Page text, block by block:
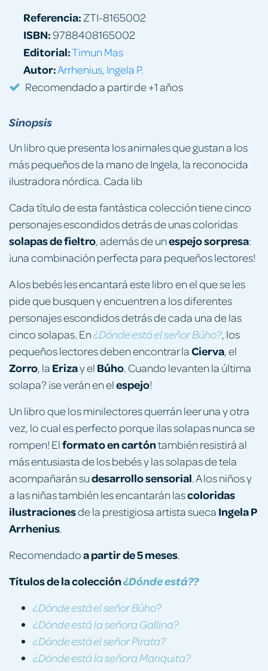
Sinopsis
Un libro que presenta los animales que gustan a los
más pequeños de la mano de Ingela, la reconocida
ilustradora nórdica. Cada lib
Cada título de esta fantástica colección tiene cinco
personajes escondidos detrás de unas coloridas
solapas de fieltro, además de unespejo sorpresa:
¡una combinación perfecta para pequeños lectores!
A los bebés les encantará este libro en el que se les
pide que busquen y encuentren a los diferentes
personajes escondidos detrás de cada una de las
cinco solapas. En¿Dónde está el señor Búho?, los
pequeños lectores deben encontrar laCierva, el
Zorro, la Erizay el Búho. Cuando levanten la última
solapa? ¡se verán en elespejo!
Un libro que los minilectores querrán leer una y otra
vez, lo cual es perfecto porque ¡las solapas nunca se
rompen! Elformato en cartóntambién resistirá al
más entusiasta de los bebés y las solapas de tela
acompañarán sudesarrollo sensorial. A los niños y
a las niñas también les encantarán lascoloridas
ilustracionesde la prestigiosa artista sueca Ingela P
Arrhenius.
Recomendadoa partir de 5 meses.
Títulos de la colección¿Dónde está??
¿Dónde está el señor Búho?
¿Dónde está la señora Gallina?
¿Dónde está el señor Pirata?
¿Dónde está la señora Mariquita?
Referencia: ZTI-8165002
ISBN:9788408165002
Editorial:Timun Mas
Autor:Arrhenius, Ingela P.
Recomendado a partir de +1 años